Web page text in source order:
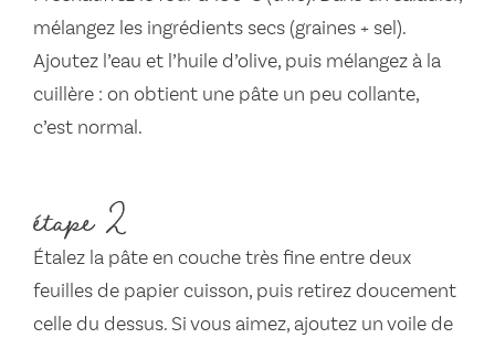
mélangez les ingrédients secs (graines + sel).
Ajoutez l’eau et l’huile d’olive, puis mélangez à la
cuillère : on obtient une pâte un peu collante,
c’est normal.
étape 2
Étalez la pâte en couche très fine entre deux
feuilles de papier cuisson, puis retirez doucement
celle du dessus. Si vous aimez, ajoutez un voile de